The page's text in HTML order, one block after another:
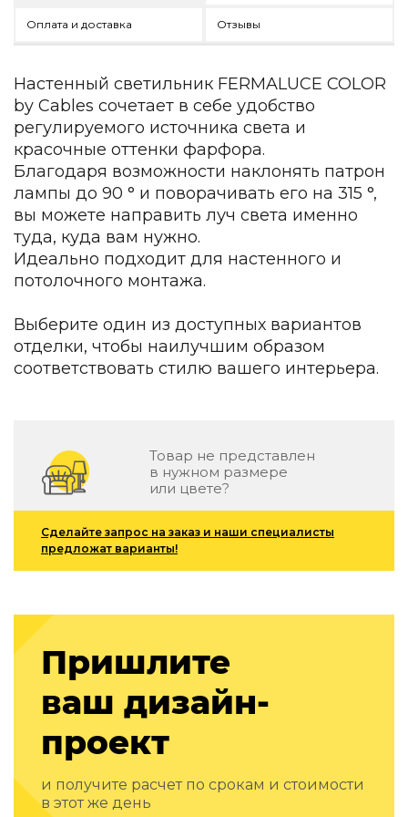
Дизайнерские кальяны
Сантехника и инженерия
Дизайнерские ванны
Подбор, производство и комплектация по вашему
Отделка и ремонт
Стены
Акустические панели
Стеновые декоративные панели
для террас
Биоклиматические перголы
Камень
Все категории товаров
Бренды
Реализованные проекты
Оплата и доставка Отзывы
Настенный светильник FERMALUCE COLOR
by Cables сочетает в себе удобство
регулируемого источника света и
красочные оттенки фарфора.
Благодаря возможности наклонять патрон
лампы до 90 ° и поворачивать его на 315 °,
вы можете направить луч света именно
туда, куда вам нужно.
Идеально подходит для настенного и
потолочного монтажа.
Выберите один из доступных вариантов
отделки, чтобы наилучшим образом
соответствовать стилю вашего интерьера.
Товар не представлен
в нужном размере
или цвете?
Сделайте запрос на заказ и наши специалисты
предложат варианты!
Пришлите
ваш дизайн-
проект
и получите расчет по срокам и стоимости
в этот же день